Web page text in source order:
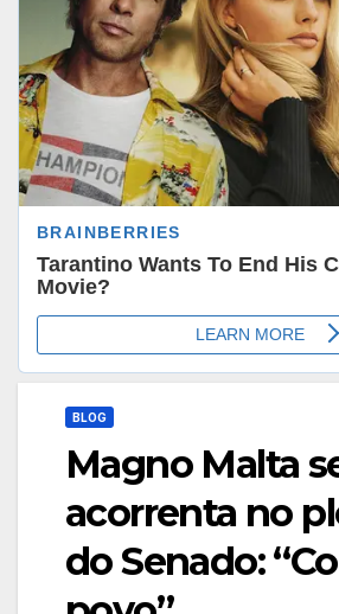
BLOG
Magno Malta
acorrenta no
do Senado: